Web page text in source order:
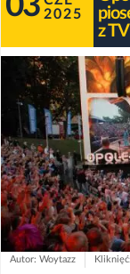
2025
z
Autor: Woytazz